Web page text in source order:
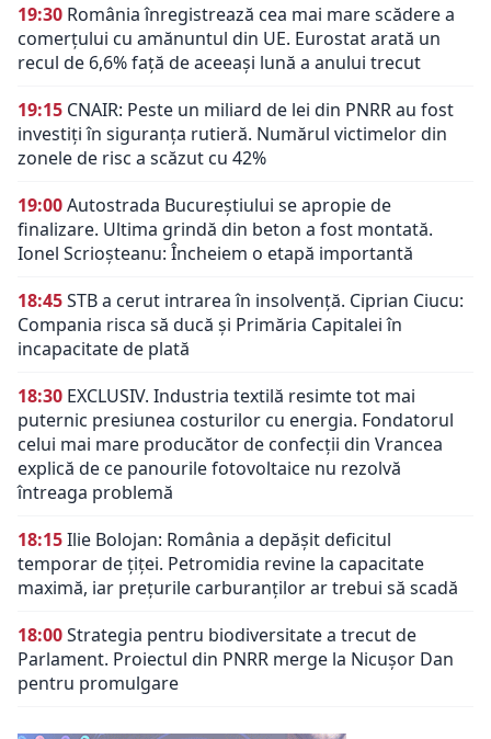
19:30 România înregistrează cea mai mare scădere a
comerțului cu amănuntul din UE. Eurostat arată un
recul de 6,6% față de aceeași lună a anului trecut
19:15 CNAIR: Peste un miliard de lei din PNRR au fost
investiți în siguranța rutieră. Numărul victimelor din
zonele de risc a scăzut cu 42%
19:00Autostrada Bucureștiului se apropie de
finalizare. Ultima grindă din beton a fost montată.
Ionel Scrioșteanu: Încheiem o etapă importantă
18:45STB a cerut intrarea în insolvență. Ciprian Ciucu:
Compania risca să ducă și Primăria Capitalei în
incapacitate de plată
18:30 EXCLUSIV. Industria textilă resimte tot mai
puternic presiunea costurilor cu energia. Fondatorul
celui mai mare producător de confecții din Vrancea
explică de ce panourile fotovoltaice nu rezolvă
întreaga problemă
18:15Ilie Bolojan: România a depășit deficitul
temporar de țiței. Petromidia revine la capacitate
maximă, iar prețurile carburanților ar trebui să scadă
18:00Strategia pentru biodiversitate a trecut de
Parlament. Proiectul din PNRR merge la Nicușor Dan
pentru promulgare